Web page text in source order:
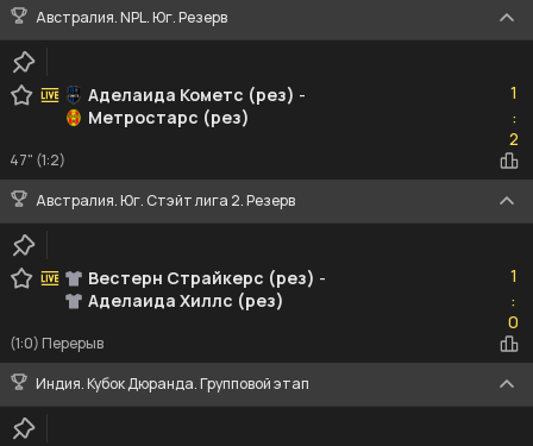
Австралия. NPL. Юг. Резерв
Аделаида Кометс (рез) -
Метростарс (рез)
1
:2
2
47" (1:2)
Австралия. Юг. Стэйт лига 2. Резерв
Вестерн Страйкерс (рез) -
Аделаида Хиллс (рез)
1
:0
0
(1:0) Перерыв
Индия. Кубок Дюранда. Групповой этап